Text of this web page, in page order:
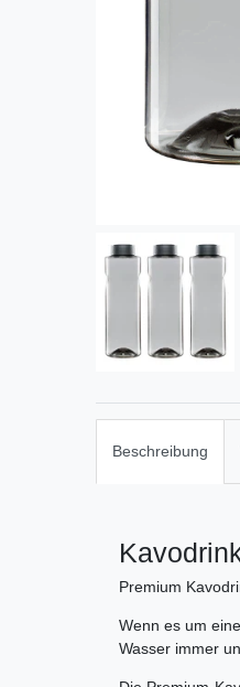
Beschreibung
Premium
Wenn es um
Wasser immer